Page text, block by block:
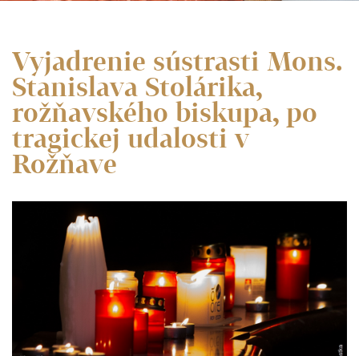
Vyjadrenie sústrasti Mons.
Stanislava Stolárika,
rožňavského biskupa, po
tragickej udalosti v
Rožňave